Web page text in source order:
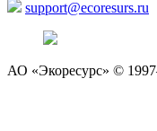
support@ecoresurs.ru
АО «Экоресурс» ©